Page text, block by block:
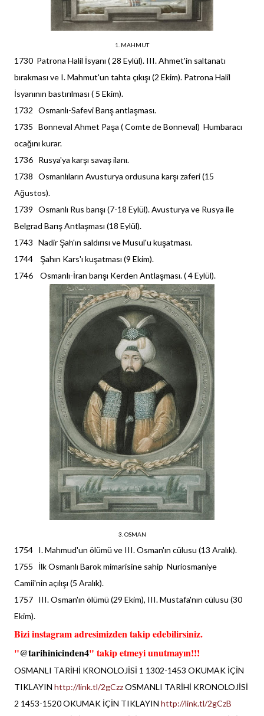
1. MAHMUT
1730 Patrona Halil İsyanı ( 28 Eylül). III. Ahmet'in saltanatı
bırakması ve I. Mahmut'un tahta çıkışı (2 Ekim). Patrona Halil
İsyanının bastırılması ( 5 Ekim).
1732 Osmanlı-Safevi Barış antlaşması.
1735 Bonneval Ahmet Paşa ( Comte de Bonneval) Humbaracı
ocağını kurar.
1736 Rusya'ya karşı savaş ilanı.
1738 Osmanlıların Avusturya ordusuna karşı zaferi (15
Ağustos).
1739 Osmanlı Rus barışı (7-18 Eylül). Avusturya ve Rusya ile
Belgrad Barış Antlaşması (18 Eylül).
1743 Nadir Şah'ın saldırısı ve Musul'u kuşatması.
1744 Şahın Kars'ı kuşatması (9 Ekim).
1746 Osmanlı-İran barışı Kerden Antlaşması. ( 4 Eylül).
3. OSMAN
1754 I. Mahmud'un ölümü ve III. Osman'ın cülusu (13 Aralık).
1755 İlk Osmanlı Barok mimarisine sahip Nuriosmaniye
Camii'nin açılışı (5 Aralık).
1757 III. Osman'ın ölümü (29 Ekim), III. Mustafa'nın cülusu (30
Ekim).
Bizi instagram adresimizden takip edebilirsiniz.
"@tarihinicinden4" takip etmeyi unutmayın!!!
OSMANLI TARİHİ KRONOLOJİSİ 1 1302-1453 OKUMAK İÇİN
TIKLAYIN http://link.tl/2gCzzOSMANLI TARİHİ KRONOLOJİSİ
2 1453-1520 OKUMAK İÇİN TIKLAYIN http://link.tl/2gCzB